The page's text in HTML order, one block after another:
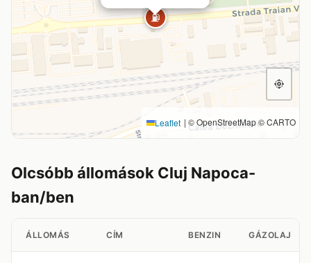
⛽
Leaflet | © OpenStreetMap © CARTO
Olcsóbb állomások Cluj Napoca-
ban/ben
ÁLLOMÁS CÍM BENZIN GÁZOLAJ